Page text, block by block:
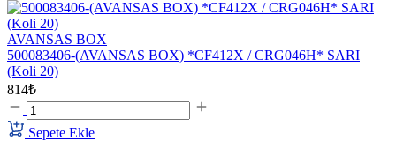
AVANSAS BOX
500083406-(AVANSAS BOX) *CF412X / CRG046H* SARI
(Koli 20)
814₺
Sepete Ekle